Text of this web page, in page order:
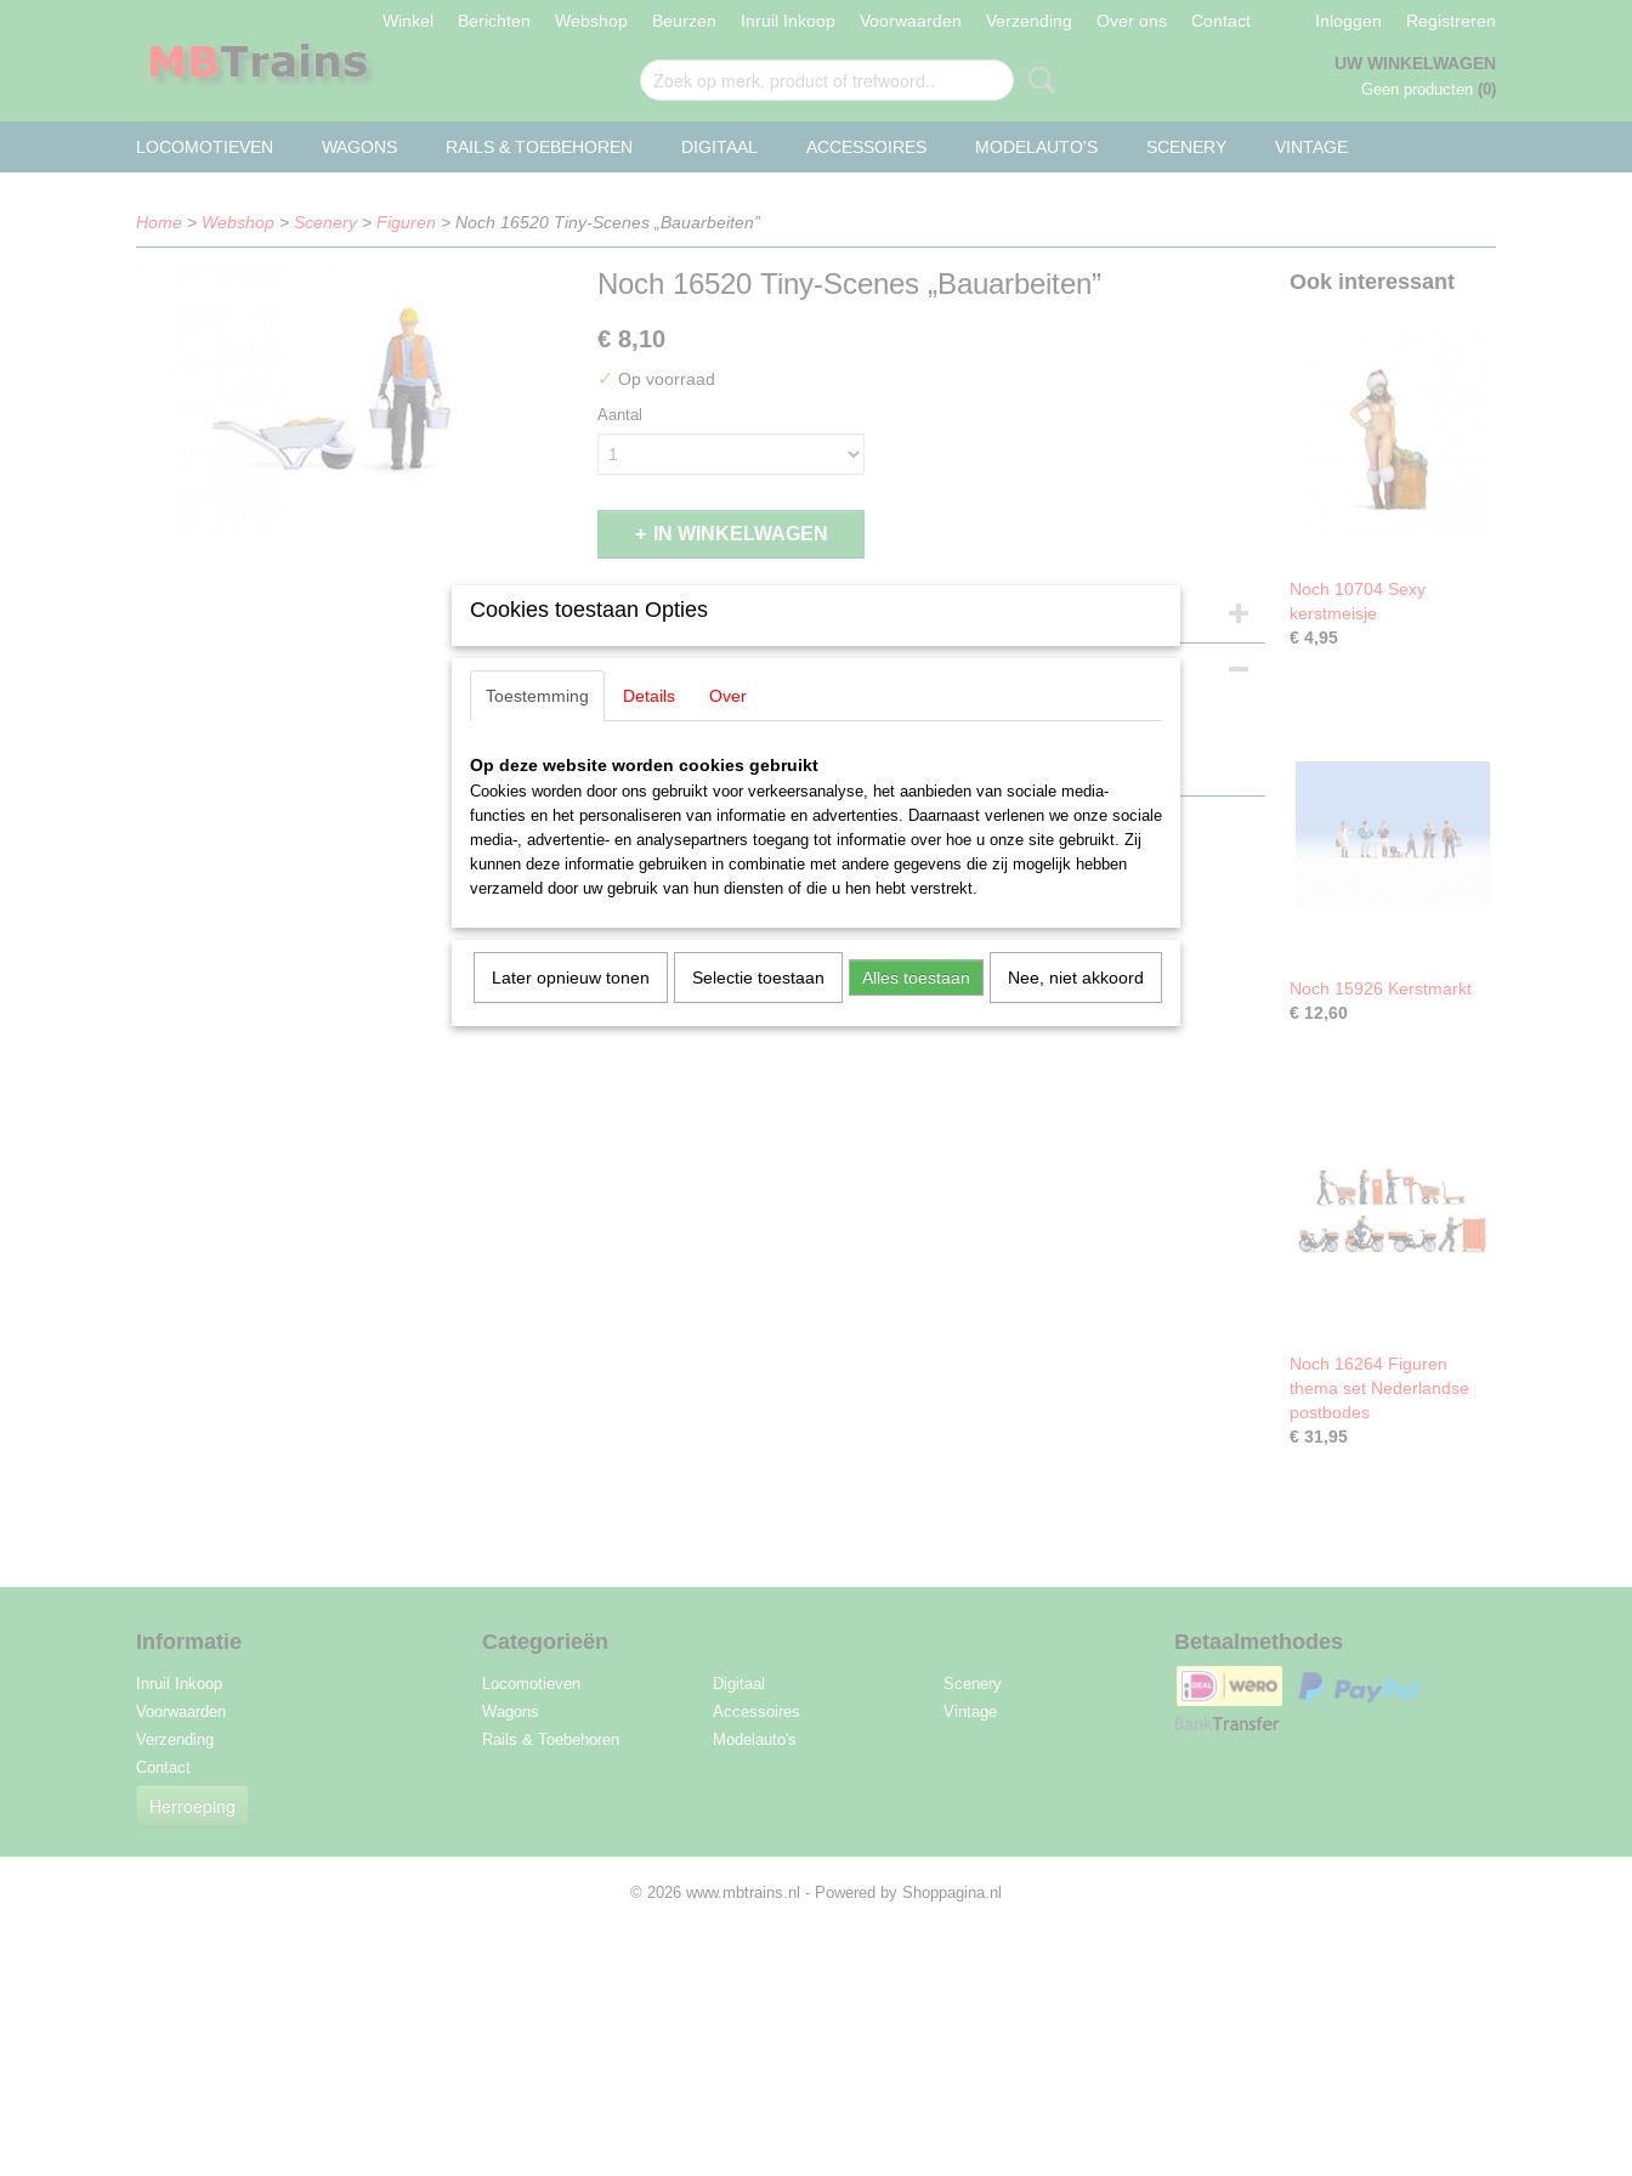
Winkel Berichten Webshop Beurzen Inruil Inkoop Voorwaarden Verzending Over ons Contact Inloggen Registreren
UW WINKELWAGEN
Geen producten (0)
LOCOMOTIEVEN WAGONS RAILS & TOEBEHOREN DIGITAAL ACCESSOIRES MODELAUTO'S SCENERY VINTAGE
Home > Webshop > Scenery> Figuren > Noch 16520 Tiny-Scenes „Bauarbeiten”
Noch 16520 Tiny-Scenes „Bauarbeiten”
€ 8,10
✓ Op voorraad
Aantal
IN WINKELWAGEN
Specificaties
EAN code
4007246165209
Schaal
Omschrijving
Noch 16520 Tiny-Scenes „Bauarbeiten”
Bouwvakker met kruiwagen
Ook interessant
Noch 10704 Sexy
kerstmeisje
€ 4,95
Noch 15926 Kerstmarkt
€ 12,60
Noch 16264 Figuren
thema set Nederlandse
postbodes
€ 31,95
Informatie
Inruil Inkoop
Voorwaarden
Verzending
Contact
Herroeping
Categorieën
Locomotieven
Wagons
Rails & Toebehoren
Digitaal
Accessoires
Modelauto's
Scenery
Vintage
Betaalmethodes
© 2026 www.mbtrains.nl - Powered by Shoppagina.nl
Cookies toestaan Opties
Toestemming Details Over
Op deze website worden cookies gebruikt
Cookies worden door ons gebruikt voor verkeersanalyse, het aanbieden van sociale media-
functies en het personaliseren van informatie en advertenties. Daarnaast verlenen we onze sociale
media-, advertentie- en analysepartners toegang tot informatie over hoe u onze site gebruikt. Zij
kunnen deze informatie gebruiken in combinatie met andere gegevens die zij mogelijk hebben
verzameld door uw gebruik van hun diensten of die u hen hebt verstrekt.
Later opnieuw tonen Selectie toestaan Alles toestaan Nee, niet akkoord